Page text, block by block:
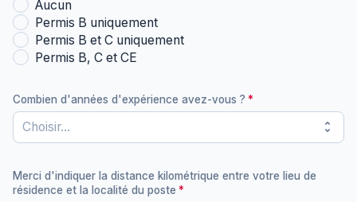
Aucun
Permis B uniquement
Permis B et C uniquement
Permis B, C et CE
Combien d'années d'expérience avez-vous ?
Choisir... unfold_more
Merci d'indiquer la distance kilométrique entre votre lieu de
résidence et la localité du poste